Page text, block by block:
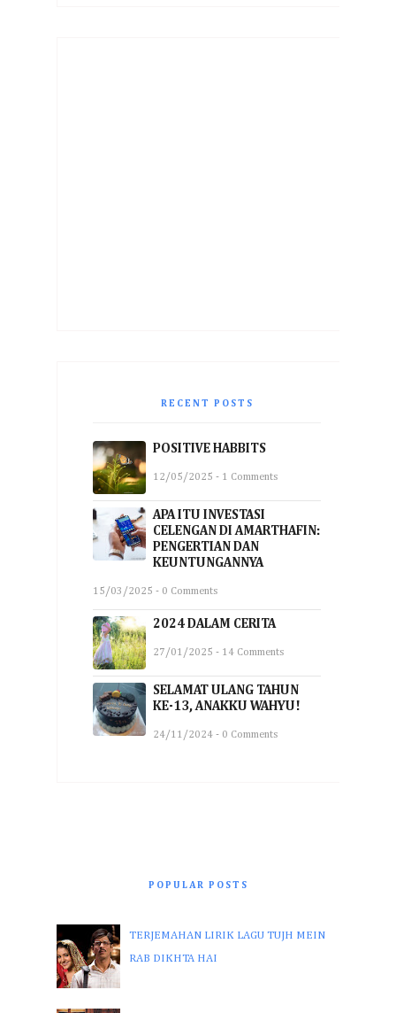
RECENT POSTS
POSITIVE HABBITS
12/05/2025 - 1 Comments
APA ITU INVESTASI
CELENGAN DI AMARTHAFIN:
PENGERTIAN DAN
KEUNTUNGANNYA
15/03/2025 - 0 Comments
2024 DALAM CERITA
27/01/2025 - 14 Comments
SELAMAT ULANG TAHUN
KE-13, ANAKKU WAHYU!
24/11/2024 - 0 Comments
POPULAR POSTS
TERJEMAHAN LIRIK LAGU TUJH MEIN
RAB DIKHTA HAI